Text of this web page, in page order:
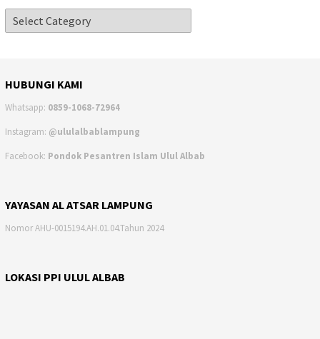
HUBUNGI KAMI
Whatsapp: 0859-1068-72964
Instagram: @ululalbablampung
Facebook: Pondok Pesantren Islam Ulul Albab
YAYASAN AL ATSAR LAMPUNG
Nomor AHU-0015194.AH.01.04.Tahun 2024
LOKASI PPI ULUL ALBAB